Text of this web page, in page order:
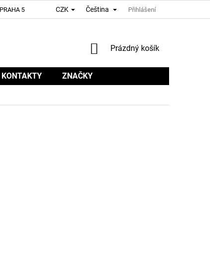
5 CZK Čeština Přihlášení
NÁKUPNÍ
Prázdný košík
KONTAKTY ZNAČKY